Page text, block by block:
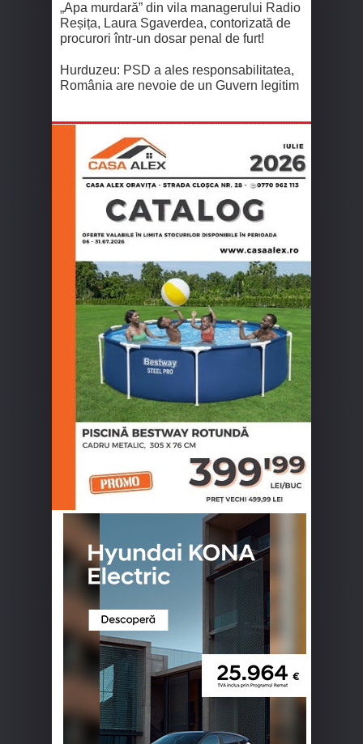
„Apa murdară” din vila managerului Radio
Reșița, Laura Sgaverdea, contorizată de
procurori într-un dosar penal de furt!
Hurduzeu: PSD a ales responsabilitatea,
România are nevoie de un Guvern legitim